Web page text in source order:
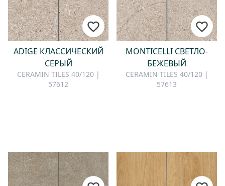
ADIGE КЛАССИЧЕСКИЙ
СЕРЫЙ
CERAMIN TILES 40/120 |
57612
MONTICELLI СВЕТЛО-
БЕЖЕВЫЙ
CERAMIN TILES 40/120 |
57613